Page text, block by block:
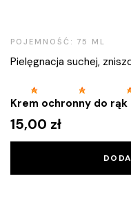
Krem ochronny do rąk
POJEMNOŚĆ: 75 ML
Pielęgnacja suchej,
15,00 zł